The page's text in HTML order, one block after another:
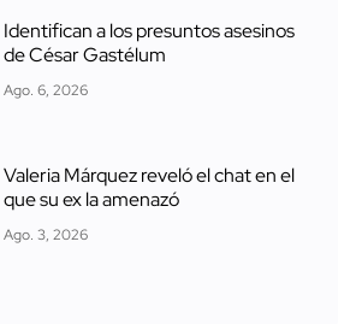
Identifican a los presuntos asesinos
de César Gastélum
Ago. 6, 2026
Valeria Márquez reveló el chat en el
que su ex la amenazó
Ago. 3, 2026